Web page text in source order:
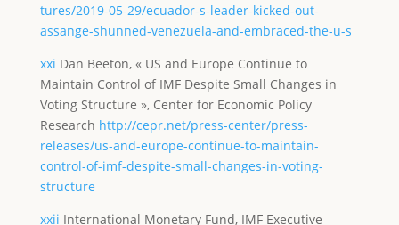
tures/2019-05-29/ecuador-s-leader-kicked-out-
assange-shunned-venezuela-and-embraced-the-u-s
xxi Dan Beeton, « US and Europe Continue to
Maintain Control of IMF Despite Small Changes in
Voting Structure », Center for Economic Policy
Research http://cepr.net/press-center/press-
releases/us-and-europe-continue-to-maintain-
control-of-imf-despite-small-changes-in-voting-
structure
xxii International Monetary Fund, IMF Executive